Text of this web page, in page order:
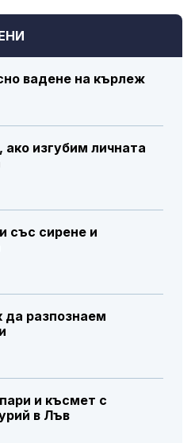
вадене на кърлеж
изгубим личната
със сирене и
да разпознаем
и късмет с
в Лъв